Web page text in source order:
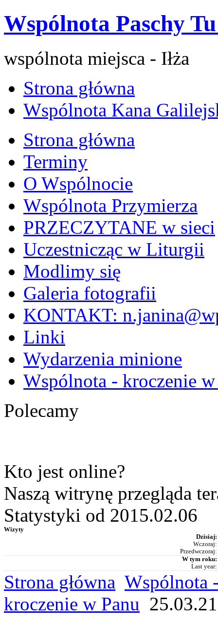
Wspólnota Paschy
wspólnota miejsca - Iłża
Strona główna
Wspólnota Kana
Strona główna
Terminy
O Wspólnocie
Wspólnota Przymierza
PRZECZYTANE w sieci
Uczestnicząc w Liturgii
Modlimy się
Galeria fotografii
KONTAKT:
Linki
Wydarzenia minione
Wspólnota - kroczenie w
Polecamy
Kto jest online?
Naszą witrynę przegląda
Statystyki od 2015.02.06
Wizyty
Dzisiaj:
Wczoraj:
Przedwczoraj:
W tym roku:
Last year:
Strona główna Wspólnota
kroczenie w Panu